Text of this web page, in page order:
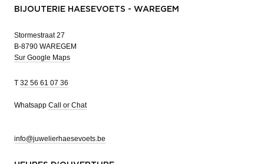
BIJOUTERIE HAESEVOETS - WAREGEM
Stormestraat 27
B-8790 WAREGEM
Sur Google Maps
T 32 56 61 07 36
Whatsapp Call or Chat
info@juwelierhaesevoets.be